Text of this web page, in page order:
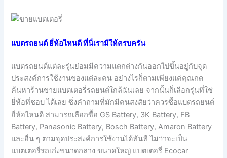
แบตรถยนต์ ยี่ห้อไหนดี ที่นี่เรามีให้ครบครัน
แบตรถยนต์แต่ละรุ่นย่อมมีความแตกต่างกันออกไปขึ้นอยู่กับจุด
ประสงค์การใช้งานของแต่ละคน อย่างไรก็ตามเพียงแค่คุณกด
ค้นหาร้านขายแบตเตอรี่รถยนต์ใกล้ฉันเลย จากนั้นก็เลือกรุ่นที่ใช่
ยี่ห้อที่ชอบ ได้เลย ซึ่งคำถามที่มักมีคนสงสัยว่าควรซื้อแบตรถยนต์
ยี่ห้อไหนดี สามารถเลือกซื้อ GS Battery, 3K Battery, FB
Battery, Panasonic Battery, Bosch Battery, Amaron Battery
และอื่น ๆ ตามจุดประสงค์การใช้งานได้ทันที ไม่ว่าจะเป็น
แบตเตอรี่รถเก๋งขนาดกลาง ขนาดใหญ่ แบตเตอรี่ Ecocar